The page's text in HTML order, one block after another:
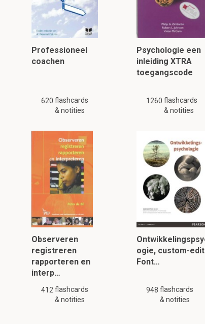
Professioneel
coachen
620 flashcards
& notities
Psychologie een
inleiding XTRA
toegangscode
1260 flashcards
& notities
Observeren
registreren
rapporteren en
interp…
412 flashcards
& notities
ogie, custom-
Font…
948 flashcards
& notities